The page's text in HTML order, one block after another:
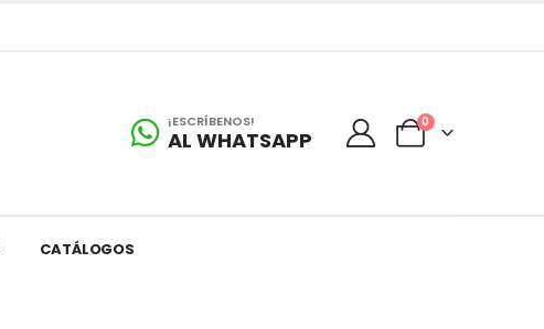
¡ESCRÍBENOS!
AL WHATSAPP
0
CATÁLOGOS